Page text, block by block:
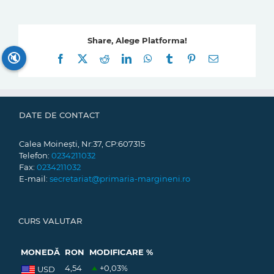
Share, Alege Platforma!
Facebook
RedditLinkedInWhatsApp
Tumblr Pinterest
E-
DATE DE CONTACT
Calea Moinești, Nr:37, CP:607315
Telefon: 0234211032
Fax: 0234211032
E-mail: secretariat@primaria-margineni.ro
CURS VALUTAR
MONEDĂ RON
MODIFICARE %
USD
4,54 +0,03%
🔇